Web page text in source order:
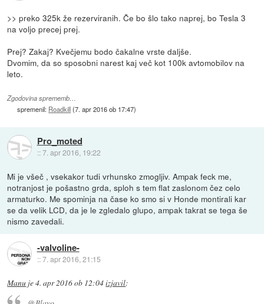
>> preko 325k že rezerviranih. Če bo šlo tako naprej, bo Tesla 3
na voljo precej prej.
Prej? Zakaj? Kvečjemu bodo čakalne vrste daljše.
Dvomim, da so sposobni narest kaj več kot 100k avtomobilov na
leto.
Zgodovina sprememb…
spremenil: Roadkill(7. apr 2016 ob 17:47)
Pro_moted
::7. apr 2016, 19:22
Mi je všeč , vsekakor tudi vrhunsko zmogljiv. Ampak feck me,
notranjost je pošastno grda, sploh s tem flat zaslonom čez celo
armaturko. Me spominja na čase ko smo si v Honde montirali kar
se da velik LCD, da je le zgledalo glupo, ampak takrat se tega še
nismo zavedali.
-valvoline-
::7. apr 2016, 21:15
Manu je4. apr 2016 ob 12:04izjavil: